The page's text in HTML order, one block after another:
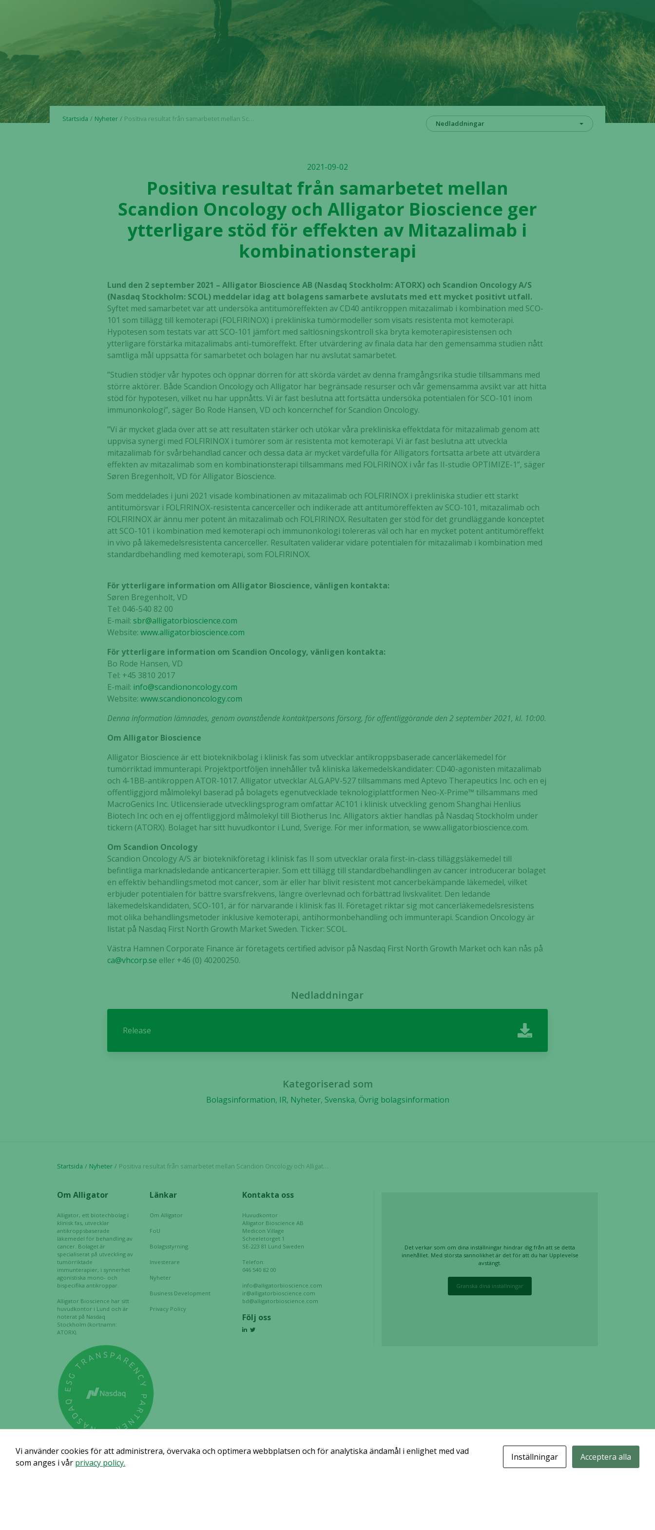
Startsida Nyheter Positiva resultat från samarbetet mellan Scandion Oncology och Alligator Bioscience ger ytterligare stöd för effekten av Mitazalimab i kombinationsterapi
Nedladdningar
2021-09-02
Positiva resultat från samarbetet mellan
Scandion Oncology och Alligator Bioscience ger
ytterligare stöd för effekten av Mitazalimab i
kombinationsterapi
Lund den 2 september 2021 – Alligator Bioscience AB (Nasdaq Stockholm: ATORX) och Scandion Oncology A/S
(Nasdaq Stockholm: SCOL) meddelar idag att bolagens samarbete avslutats med ett mycket positivt utfall.
Syftet med samarbetet var att undersöka antitumöreffekten av CD40 antikroppen mitazalimab i kombination med SCO-
101 som tillägg till kemoterapi (FOLFIRINOX) i prekliniska tumörmodeller som visats resistenta mot kemoterapi.
Hypotesen som testats var att SCO-101 jämfört med saltlösningskontroll ska bryta kemoterapiresistensen och
ytterligare förstärka mitazalimabs anti-tumöreffekt. Efter utvärdering av finala data har den gemensamma studien nått
samtliga mål uppsatta för samarbetet och bolagen har nu avslutat samarbetet.
”Studien stödjer vår hypotes och öppnar dörren för att skörda värdet av denna framgångsrika studie tillsammans med
större aktörer. Både Scandion Oncology och Alligator har begränsade resurser och vår gemensamma avsikt var att hitta
stöd för hypotesen, vilket nu har uppnåtts. Vi är fast beslutna att fortsätta undersöka potentialen för SCO-101 inom
immunonkologi”, säger Bo Rode Hansen, VD och koncernchef för Scandion Oncology.
”Vi är mycket glada över att se att resultaten stärker och utökar våra prekliniska effektdata för mitazalimab genom att
uppvisa synergi med FOLFIRINOX i tumörer som är resistenta mot kemoterapi. Vi är fast beslutna att utveckla
mitazalimab för svårbehandlad cancer och dessa data är mycket värdefulla för Alligators fortsatta arbete att utvärdera
effekten av mitazalimab som en kombinationsterapi tillsammans med FOLFIRINOX i vår fas II-studie OPTIMIZE-1”, säger
Søren Bregenholt, VD för Alligator Bioscience.
Som meddelades i juni 2021 visade kombinationen av mitazalimab och FOLFIRINOX i prekliniska studier ett starkt
antitumörsvar i FOLFIRINOX-resistenta cancerceller och indikerade att antitumöreffekten av SCO-101, mitazalimab och
FOLFIRINOX är ännu mer potent än mitazalimab och FOLFIRINOX. Resultaten ger stöd för det grundläggande konceptet
att SCO-101 i kombination med kemoterapi och immunonkologi tolereras väl och har en mycket potent antitumöreffekt
in vivo på läkemedelsresistenta cancerceller. Resultaten validerar vidare potentialen för mitazalimab i kombination med
standardbehandling med kemoterapi, som FOLFIRINOX.
För ytterligare information om Alligator Bioscience, vänligen kontakta:
Søren Bregenholt, VD
Tel: 046-540 82 00
E-mail: sbr@alligatorbioscience.com
Website:www.alligatorbioscience.com
För ytterligare information om Scandion Oncology, vänligen kontakta:
Bo Rode Hansen, VD
Tel: +45 3810 2017
E-mail: info@scandiononcology.com
Website:www.scandiononcology.com
Denna information lämnades, genom ovanstående kontaktpersons försorg, för offentliggörande den 2 september 2021, kl. 10:00.
Om Alligator Bioscience
Alligator Bioscience är ett bioteknikbolag i klinisk fas som utvecklar antikroppsbaserade cancerläkemedel för
tumörriktad immunterapi. Projektportföljen innehåller två kliniska läkemedelskandidater: CD40-agonisten mitazalimab
och 4-1BB-antikroppen ATOR-1017. Alligator utvecklar ALG.APV-527 tillsammans med Aptevo Therapeutics Inc. och en ej
offentliggjord målmolekyl baserad på bolagets egenutvecklade teknologiplattformen Neo-X-Prime™ tillsammans med
MacroGenics Inc. Utlicensierade utvecklingsprogram omfattar AC101 i klinisk utveckling genom Shanghai Henlius
Biotech Inc och en ej offentliggjord målmolekyl till Biotherus Inc. Alligators aktier handlas på Nasdaq Stockholm under
tickern (ATORX). Bolaget har sitt huvudkontor i Lund, Sverige. För mer information, se www.alligatorbioscience.com.
Om Scandion Oncology
Scandion Oncology A/S är bioteknikföretag i klinisk fas II som utvecklar orala first-in-class tilläggsläkemedel till
befintliga marknadsledande anticancerterapier. Som ett tillägg till standardbehandlingen av cancer introducerar bolaget
en effektiv behandlingsmetod mot cancer, som är eller har blivit resistent mot cancerbekämpande läkemedel, vilket
erbjuder potentialen för bättre svarsfrekvens, längre överlevnad och förbättrad livskvalitet. Den ledande
läkemedelskandidaten, SCO-101, är för närvarande i klinisk fas II. Företaget riktar sig mot cancerläkemedelsresistens
mot olika behandlingsmetoder inklusive kemoterapi, antihormonbehandling och immunterapi. Scandion Oncology är
listat på Nasdaq First North Growth Market Sweden. Ticker: SCOL.
Västra Hamnen Corporate Finance är företagets certified advisor på Nasdaq First North Growth Market och kan nås på
ca@vhcorp.se eller +46 (0) 40200250.
Nedladdningar
Release
Kategoriserad som
Bolagsinformation, IR, Nyheter, Svenska, Övrig bolagsinformation
Startsida Nyheter Positiva resultat från samarbetet mellan Scandion Oncology och Alligator Bioscience ger ytterligare stöd för effekten av Mitazalimab i kombinationsterapi
Om Alligator
Alligator, ett biotechbolag i
klinisk fas, utvecklar
antikroppsbaserade
läkemedel för behandling av
cancer. Bolaget är
specialiserat på utveckling av
tumörriktade
immunterapier, i synnerhet
agonistiska mono- och
bispecifika antikroppar.
Alligator Bioscience har sitt
huvudkontor i Lund och är
noterat på Nasdaq
Stockholm (kortnamn:
ATORX).
Länkar
Om Alligator
FoU
Bolagsstyrning
Investerare
Nyheter
Business Development
Privacy Policy
Kontakta oss
Huvudkontor
Alligator Bioscience AB
Medicon Village
Scheeletorget 1
SE-223 81 Lund Sweden
Telefon:
046 540 82 00
info@alligatorbioscience.com
ir@alligatorbioscience.com
bd@alligatorbioscience.com
Följ oss
Det verkar som om dina inställningar hindrar dig från att se detta
innehållet. Med största sannolikhet är det för att du har Upplevelse
avstängt.
Granska dina inställningar
Vi använder cookies för att administrera, övervaka och optimera webbplatsen och för analytiska ändamål i enlighet med vad
som anges i vår privacy policy.
Inställningar Acceptera alla
Nödvändiga
välja bort. De
behövs för
att hemsidan
över huvud
taget ska
fungera.
Statistik
hemsidans
funktionalitet
Upplevelse
För att vår